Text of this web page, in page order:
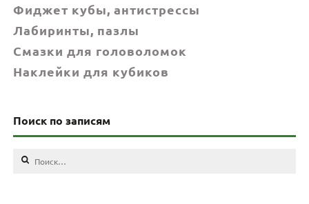
Фиджет кубы, антистрессы
Лабиринты, пазлы
Смазки для головоломок
Наклейки для кубиков
Поиск по записям
Найти: